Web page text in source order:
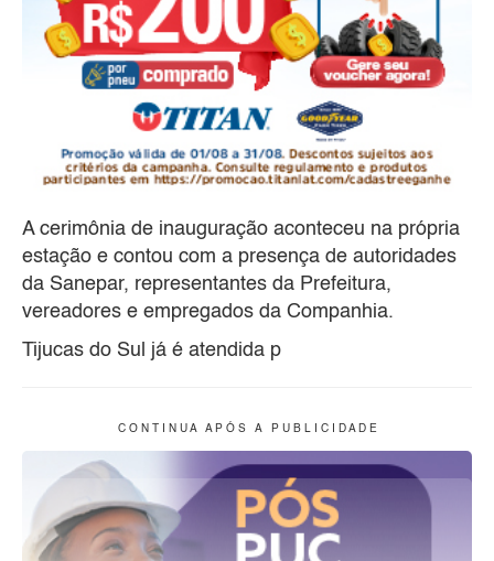
A cerimônia de inauguração aconteceu na própria
estação e contou com a presença de autoridades
da Sanepar, representantes da Prefeitura,
vereadores e empregados da Companhia.
Tijucas do Sul já é atendida p
C O N T I N U A A P Ó S A P U B L I C I D A D E